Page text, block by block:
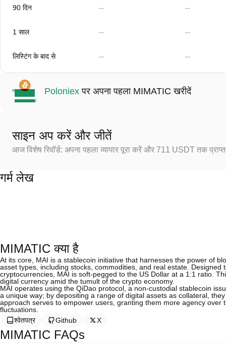
90 दिन -- --
1 साल -- --
लिस्टिंग के बाद से -- --
Poloniex पर अपना पहला MIMATIC खरीदें
साइन अप करें और जीतें
आज विशेष रिवॉर्ड: अपना पहला व्यापार पूरा करें और 711 USDT तक
गर्म लेख
MIMATIC क्या है
At its core, MAI is a stablecoin initiative that harnesses the power of
asset types, including stocks, commodities, and real estate.
cryptocurrencies, MAI is soft-pegged to the US Dollar at a 1:1 ratio.
digital currency amid the tumult of the crypto economy.
MAI operates using the QiDao protocol, a non-custodial stablecoin
a unique way; by depositing a range of digital assets as collateral,
approach serves to empower users, granting them more agency
fluctuations.
श्वेतपत्र
Github X
MIMATIC FAQs